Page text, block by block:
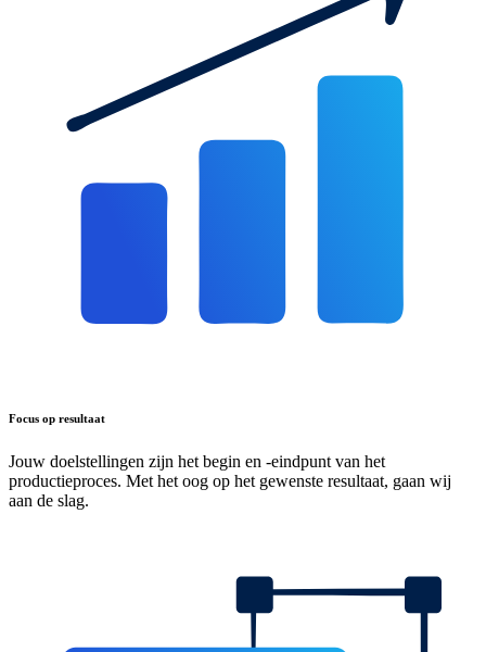
Focus op resultaat
Jouw doelstellingen zijn het begin en -eindpunt van het
productieproces. Met het oog op het gewenste resultaat, gaan wij
aan de slag.